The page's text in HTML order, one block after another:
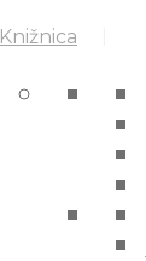
Knižnica